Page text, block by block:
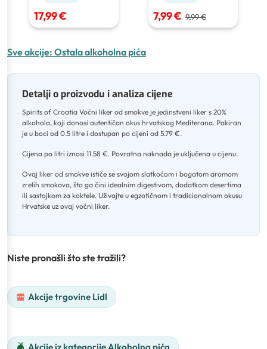
17,99 € 7,99 € 9,99 €
Sve akcije: Ostala alkoholna pića
Detalji o proizvodu i analiza cijene
Spirits of Croatia Voćni liker od smokve je jedinstveni liker s 20%
alkohola, koji donosi autentičan okus hrvatskog Mediterana. Pakiran
je u boci od 0.5 litre i dostupan po cijeni od 5.79 €.
Cijena po litri iznosi 11.58 €. Povratna naknada je uključena u cijenu.
Ovaj liker od smokve ističe se svojom slatkoćom i bogatom aromom
zrelih smokava, što ga čini idealnim digestivom, dodatkom desertima
ili sastojkom za koktele. Uživajte u egzotičnom i tradicionalnom okusu
Hrvatske uz ovaj voćni liker.
Niste pronašli što ste tražili?
Akcije trgovine Lidl